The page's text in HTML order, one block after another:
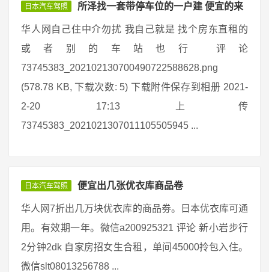
日本汽车驾照 所泽找一套带停车位的一户建 便宜的来
华人网自己住中介勿扰 我自己就是 找个房东直租的
或者别的车站也行 评论
73745383_202102130700490722588628.png
(578.78 KB, 下载次数: 5) 下载附件保存到相册 2021-
2-20 17:13 上传
73745383_2021021307011105505945 ...
日本汽车驾照 便宜出几张优衣库商品卷
华人网7折出几万块优衣库的商品劵。日本优衣库可通
用。有效期一年。微信a200925321 评论 新小岩步行
2分钟2dk 自家房招女生合租，单间45000拎包入住。
微信slt08013256788 ...